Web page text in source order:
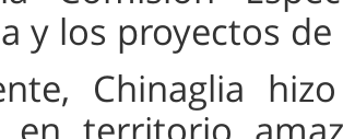
y los proyectos
Chinaglia